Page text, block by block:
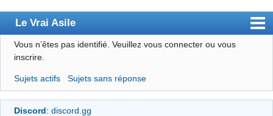
Le Vrai Asile
Accueil
Forum
Vous n’êtes pas identifié. Veuillez vous connecter ou vous
inscrire.
Sujets actifs Sujets sans réponse
Discord: discord.gg